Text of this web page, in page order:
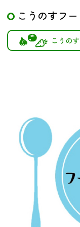
探す
こどもの居
つなが
会員募集
会員紹介
マッチング掲
お金を寄付
立ち上
こうのすフ
こうの